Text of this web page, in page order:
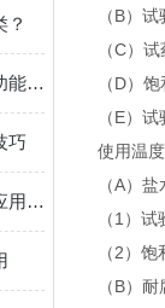
？
金属拉力试验机各组成部件的功能和特点介绍
巧
电线弯折试验机：主要功能与应用场景及特点分析
（B）
（C）
（D）
（E）
使用温
（A）
（1）
（2）
（B）